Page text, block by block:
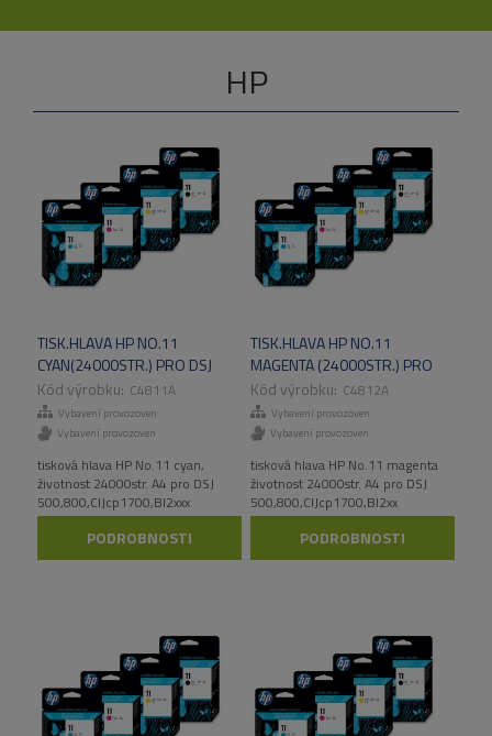
HP
TISK.HLAVA HP NO.11
CYAN(24000STR.) PRO DSJ
500,800,CIJCP1700,BL2XXX
C4811A
Vybavení provozoven
Vybavení provozoven
tisková hlava HP No.11 cyan,
životnost 24000str. A4 pro DSJ
500,800,CIJcp1700,Bl2xxx
PODROBNOSTI
TISK.HLAVA HP NO.11
MAGENTA (24000STR.) PRO
DSJ 500,800,CIJCP1700,BL2XX
C4812A
Vybavení provozoven
Vybavení provozoven
tisková hlava HP No.11 magenta
životnost 24000str. A4 pro DSJ
500,800,CIJcp1700,Bl2xx
PODROBNOSTI